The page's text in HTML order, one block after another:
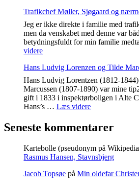
Frederik
Ludvig
Conrau"
Trafikchef Møller, Sjøgaard og
Jeg er ikke direkte i familie med
men da venskabet med denne var
betydningsfuldt for min familie
videre"Trafikchef
Sjøgaard
og
nærmeste
slægt"
Hans Ludvig Lorenzen og Tilde
Hans Ludvig Lorentzen (1812-
Marcussen (1807-1890) var mine
gift i 1833 i inspektørboligen i Alte
Hans’s … Læs videre"Hans
Lorenzen
og
Marcussen"
Seneste kommentarer
Kartebolle (pseudonym på
Rasmus Hansen, Stavnsbjerg
Jacob Topsøe på Min oldefar